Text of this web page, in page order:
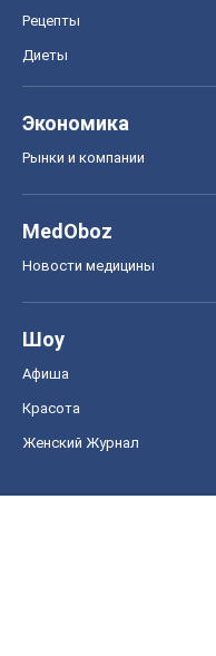
Рецепты
Диеты
Экономика
Рынки и компании
MedOboz
Новости медицины
Шоу
Афиша
Красота
Женский Журнал